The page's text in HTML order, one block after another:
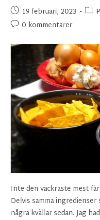
19 februari, 2023
0 kommentarer
Inte den vackraste mest
Delvis samma
några kvällar sedan. Jag